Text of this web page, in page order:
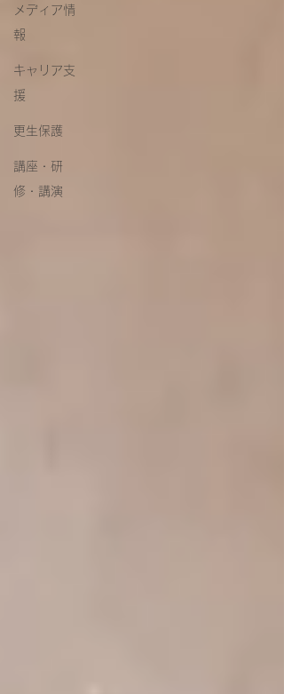
メディア情
報
キャリア支
援
更生保護
講座・研
修・講演